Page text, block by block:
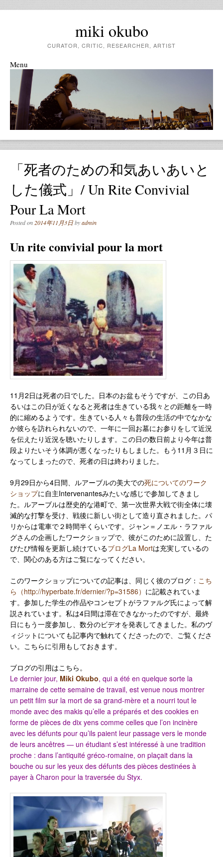
miki okubo
CURATOR, CRITIC, RESEARCHER, ARTIST
Menu
Skip to content
「死者のための和気あいあいと
した儀式」/ Un Rite Convivial
Pour La Mort
Posted on 2014年11月3日byadmin
Un rite convivial pour la mort
11月2日は死者の日でした。日本のお盆もそうですが、この日あ
るいはこの日が近くなると死者は生きている我々との距離を一時
的に縮めるようです。生きている人々も普段の生活の中でなかな
か彼らを訪れられないので、一年に一回お墓にお参りをして近況
を伝えたり近況を聴いたりします。この日の数日前より今年は普
段よりたいそう体調が悪くなったりもしました。もう11月３日に
なってしまったので、死者の日は終わりました。
9月29日から4日間、ルアーブルの美大での死についてのワーク
ショップに自主Intervenantesみたいな感じで参加してきまし
た。ルアーブルは歴史的な港町で、第一次世界大戦で街全体に壊
滅的な打撃を受け、戦後に新しい街として造り直されました。パ
リからは電車で２時間半くらいです。ジャン＝ノエル・ラファル
グさんの企画したワークショップで、彼がこのために設置し、た
びたび情報を更新し続けているブログLa Mortは充実しているの
で、関心のある方はご覧になってください。
このワークショップについての記事は、同じく彼のブログ： こち
ら（http://hyperbate.fr/dernier/?p=31586） に記載されていま
す。参加した学生の作品やコンセプトがラファルグ氏によって解
説されています。私は4日間は滞在できなかったのですが、最終
日にもう一度参加し、数分のビデオを発表してきました。私のヴ
ィジットについても記事内で触れてくださったので、ご覧くださ
い。こちらに引用もしておきます。
ブログの引用はこちら。
Le dernier jour, Miki Okubo, qui a été en quelque sorte la
marraine de cette semaine de travail, est venue nous montrer
un petit film sur la mort de sa grand-mère et a nourri tout le
monde avec des makis qu’elle a préparés et des cookies en
forme de pièces de dix yens comme celles que l’on incinère
avec les défunts pour qu’ils paient leur passage vers le monde
de leurs ancêtres — un étudiant s’est intéressé à une tradition
proche : dans l’antiquité gréco-romaine, on plaçait dans la
bouche ou sur les yeux des défunts des pièces destinées à
payer à Charon pour la traversée du Styx.